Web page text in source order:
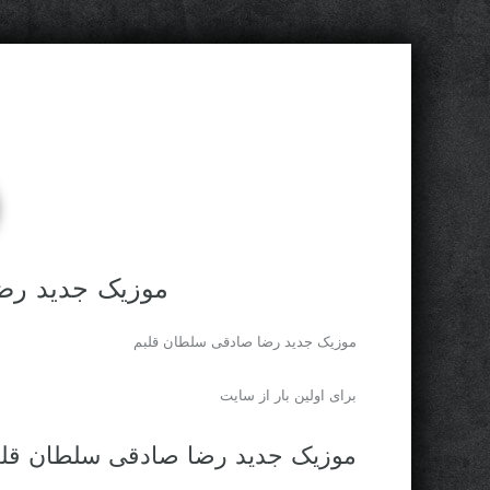
موزیک جدید
موزیک جدید رضا صادقی سلطان قلبم
برای اولین بار از سایت
موزیک جدید رضا صادقی سلطان